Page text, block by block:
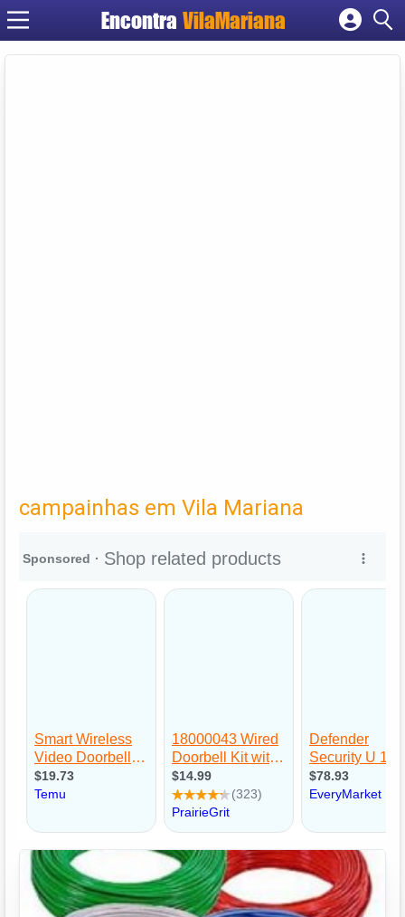
EncontraVilaMariana
Cadastrar empresa
campainhas em Vila Mariana